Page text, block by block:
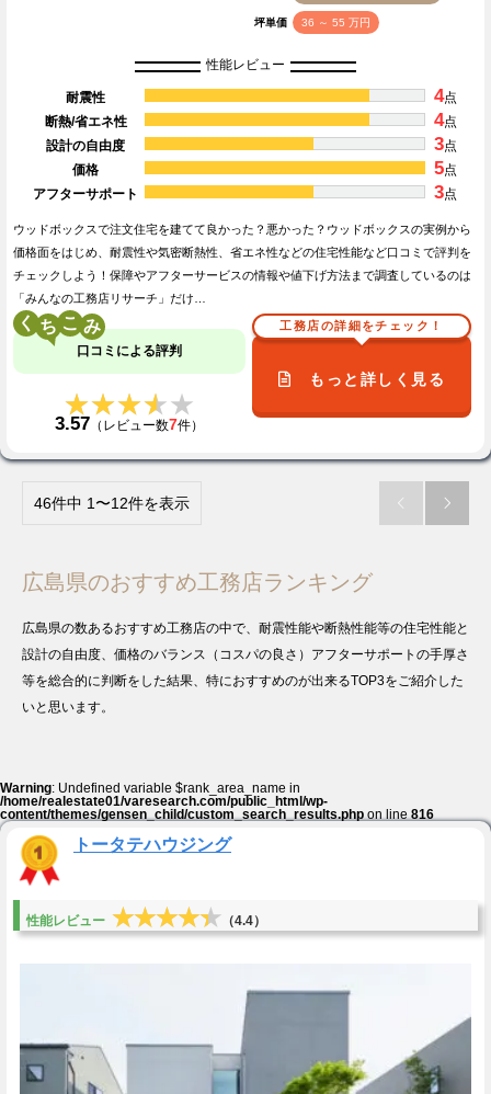
坪単価 36 ～ 55 万円
性能レビュー
耐震性 4点
断熱/省エネ性
4点
設計の自由度
3点
価格
5点
アフターサポート
3点
ウッドボックスで注文住宅を建てて良かった？悪かった？ウッドボックスの実例から
価格面をはじめ、耐震性や気密断熱性、省エネ性などの住宅性能など口コミで評判を
チェックしよう！保障やアフターサービスの情報や値下げ方法まで調査しているのは
「みんなの工務店リサーチ」だけ…
く こ
口コミによる評判
★★★★★
★★★★★
3.57 （レビュー数7件）
工務店の詳細をチェック！
もっと詳しく見る
46件中 1〜12件を表示  
広島県のおすすめ工務店ランキング
広島県の数あるおすすめ工務店の中で、耐震性能や断熱性能等の住宅性能と
設計の自由度、価格のバランス（コスパの良さ）アフターサポートの手厚さ
等を総合的に判断をした結果、特におすすめのが出来るTOP3をご紹介した
いと思います。
Warning: Undefined variable $rank_area_name in
/home/realestate01/varesearch.com/public_html/wp-
content/themes/gensen_child/custom_search_results.phpon line816
トータテハウジング
性能レビュー ★★★★★
★★★★★ （4.4）